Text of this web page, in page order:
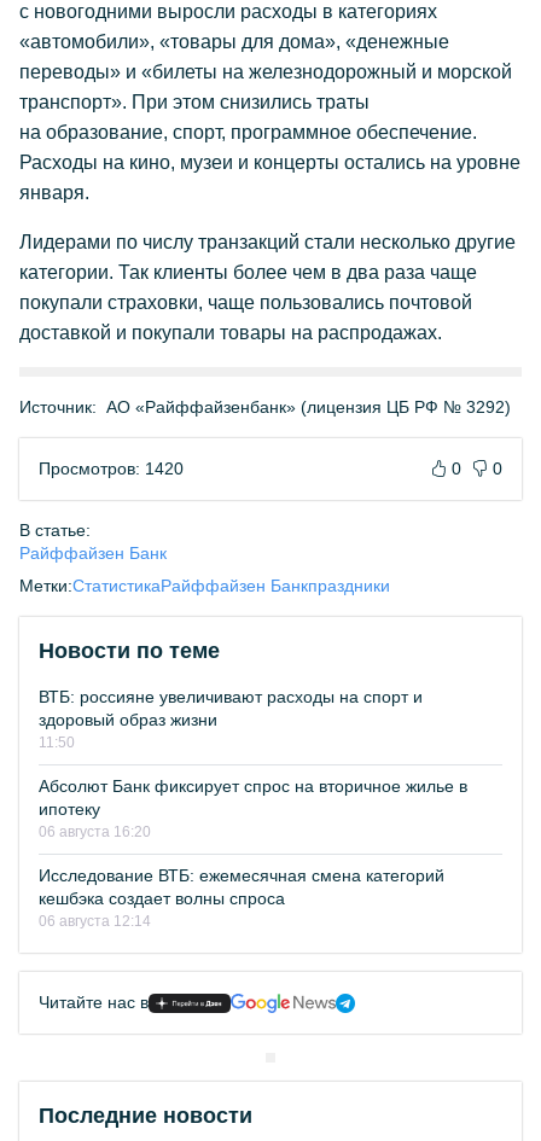
с новогодними выросли расходы в категориях
«автомобили», «товары для дома», «денежные
переводы» и «билеты на железнодорожный и морской
транспорт». При этом снизились траты
на образование, спорт, программное обеспечение.
Расходы на кино, музеи и концерты остались на уровне
января.
Лидерами по числу транзакций стали несколько другие
категории. Так клиенты более чем в два раза чаще
покупали страховки, чаще пользовались почтовой
доставкой и покупали товары на распродажах.
Источник: АО «Райффайзенбанк» (лицензия ЦБ РФ № 3292)
Просмотров: 1420 0 0
В статье:
Райффайзен Банк
Метки:СтатистикаРайффайзен Банкпраздники
Новости по теме
ВТБ: россияне увеличивают расходы на спорт и
здоровый образ жизни
11:50
Абсолют Банк фиксирует спрос на вторичное жилье в
ипотеку
06 августа 16:20
Исследование ВТБ: ежемесячная смена категорий
кешбэка создает волны спроса
06 августа 12:14
Читайте нас в
Последние новости